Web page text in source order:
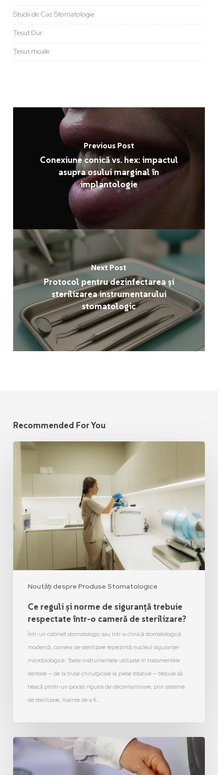
Studii de Caz Stomatologie
Țesut Dur
Țesut moale
Previous Post
Conexiune conică vs. hex: impactul
asupra osului marginal în
implantologie
Next Post
Protocol pentru dezinfectarea și
sterilizarea instrumentarului
stomatologic
Recommended For You
Noutăți despre Produse Stomatologice
Ce reguli și norme de siguranță trebuie
respectate într-o cameră de sterilizare?
Într-un cabinet stomatologic sau într-o clinică stomatologică
modernă, camera de sterilizare reprezintă nucleul siguranței
microbiologice. Toate instrumentele utilizate în tratamentele
dentare — de la truse chirurgicale la piese rotative — trebuie să
treacă printr-un proces riguros de decontaminare, prin sisteme
de sterilizare, înainte de a fi…